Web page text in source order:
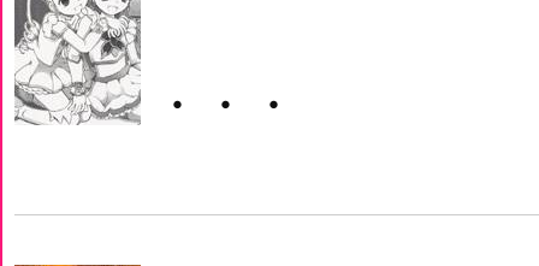
・・・